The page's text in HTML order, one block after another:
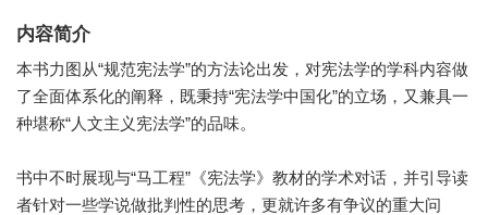
内容简介
本书力图从“规范宪法学”的方法论出发，对宪法学的学科内容做
了全面体系化的阐释，既秉持“宪法学中国化”的立场，又兼具一
种堪称“人文主义宪法学”的品味。
书中不时展现与“马工程”《宪法学》教材的学术对话，并引导读
者针对一些学说做批判性的思考，更就许多有争议的重大问